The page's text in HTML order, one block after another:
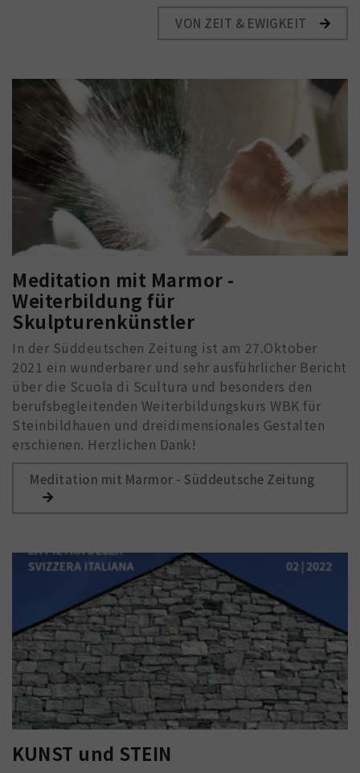
VON ZEIT & EWIGKEIT
Meditation mit Marmor -
Weiterbildung für
Skulpturenkünstler
In der Süddeutschen Zeitung ist am 27.Oktober
2021 ein wunderbarer und sehr ausführlicher Bericht
über die Scuola di Scultura und besonders den
berufsbegleitenden Weiterbildungskurs WBK für
Steinbildhauen und dreidimensionales Gestalten
erschienen. Herzlichen Dank!
Meditation mit Marmor - Süddeutsche Zeitung
KUNST und STEIN